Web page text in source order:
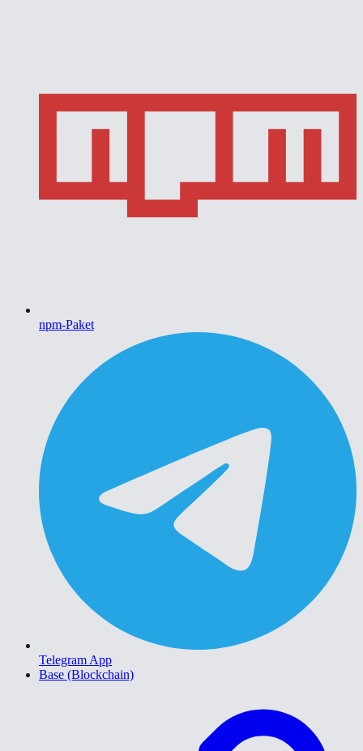
npm-Paket
Telegram App
Base (Blockchain)